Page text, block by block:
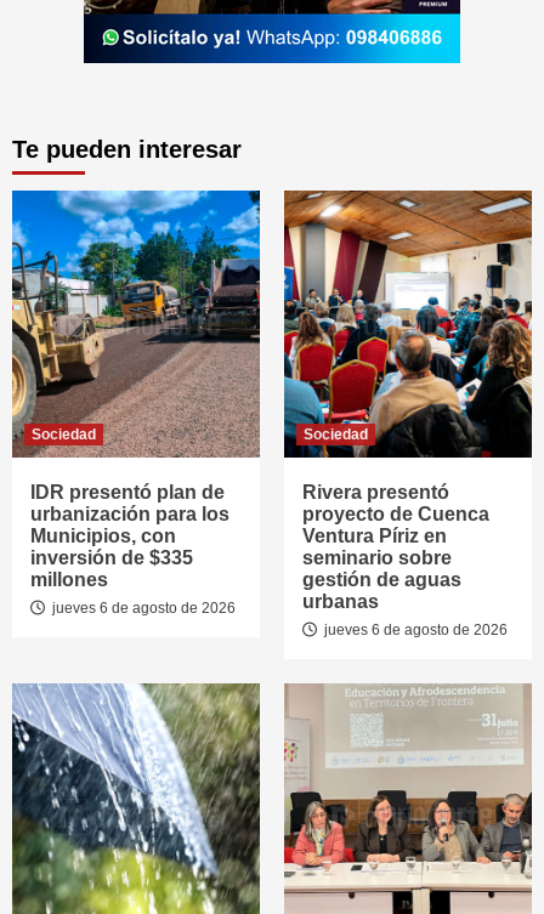
Te pueden interesar
Sociedad
IDR presentó plan de
urbanización para los
Municipios, con
inversión de $335
millones
jueves 6 de agosto de 2026
Sociedad
Rivera presentó
proyecto de Cuenca
Ventura Píriz en
seminario sobre
gestión de aguas
urbanas
jueves 6 de agosto de 2026